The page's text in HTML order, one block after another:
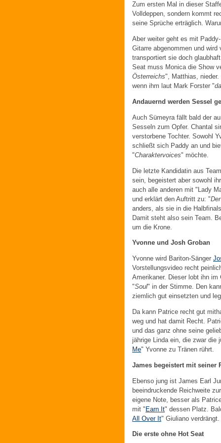
Zum ersten Mal in dieser
Volldeppen, sondern kommt
seine Sprüche erträglich.
Aber weiter geht es mit
Gitarre abgenommen und
transportiert sie doch
Seat muss Monica die Show
Österreichs", Matthias,
wenn ihm laut Mark Forster "
Andauernd werden Sessel
Auch Sümeyra fällt bald der
Sesseln zum Opfer. Chantal
verstorbene Tochter. Sowohl
schließt sich Paddy an und
"Charaktervoices" möchte.
Die letzte Kandidatin aus
sein, begeistert aber sowohl
auch alle anderen mit "Lady
und erklärt den Auftritt zu: "
anders, als sie in die
Damit steht also sein Team.
um die Krone.
Yvonne und Josh Groban
Yvonne wird Bariton-Sänger
Vorstellungsvideo recht
Amerikaner. Dieser lobt ihn
"Soul" in der Stimme. Den
ziemlich gut einsetzten und
Da kann Patrice recht gut
weg und hat damit Recht.
und das ganz ohne seine
jährige Linda ein, die zwar die
Me" Yvonne zu Tränen rührt.
James begeistert mit seiner
Ebenso jung ist James Earl
beeindruckende Reichweite
eigene Note, besser als
mit "Earn It" dessen Platz.
All Over It" Giuliano verdrängt.
Die erste ohne Hot Seat